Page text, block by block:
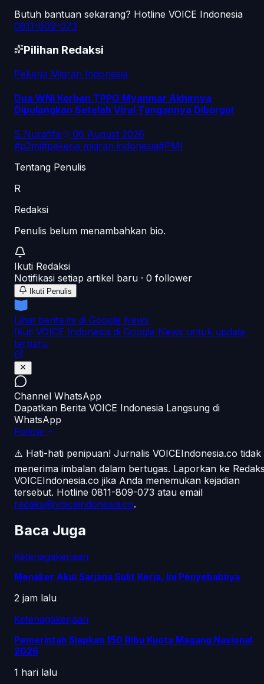
Butuh bantuan sekarang? Hotline VOICE Indonesia
0811-809-073
Pilihan Redaksi
Pekerja Migran Indonesia
Dua WNI Korban TPPO Myanmar Akhirnya
Dipulangkan Setelah Viral Tangannya Diborgol
S Nurafifa·
06 August 2026
#p2mi#pekerja migran indonesia#PMI
Tentang Penulis
R
Redaksi
Penulis belum menambahkan bio.
Ikuti Redaksi
Notifikasi setiap artikel baru · 0 follower
Ikuti Penulis
Lihat berita ini di Google News
Ikuti VOICE Indonesia di Google News untuk update
terbaru
Channel WhatsApp
Dapatkan Berita VOICE Indonesia Langsung di
WhatsApp
Follow
⚠️ Hati-hati penipuan! Jurnalis VOICEIndonesia.co tidak
menerima imbalan dalam bertugas. Laporkan ke
VOICEIndonesia.co jika Anda menemukan kejadian
tersebut. Hotline 0811-809-073 atau email
redaksi@voiceindonesia.co.
Baca Juga
Ketenagakerjaan
Menaker Akui Sarjana Sulit Kerja, Ini Penyebabnya
2 jam lalu
Ketenagakerjaan
Pemerintah Siapkan 150 Ribu Kuota Magang Nasional
2026
1 hari lalu